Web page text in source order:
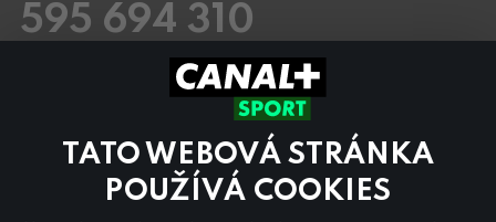
TATO WEBOVÁ STRÁNKA
POUŽÍVÁ COOKIES
595 694 310
8.00 – 20:00
8.00 – 18:00
inzerci na programu CANAL+ Sport
nás
kontaktujte na reklama@canalplus.cz